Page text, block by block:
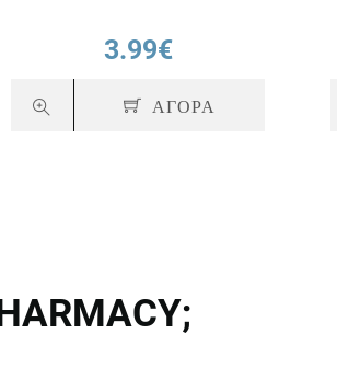
3.99€
ΑΓΟΡΑ